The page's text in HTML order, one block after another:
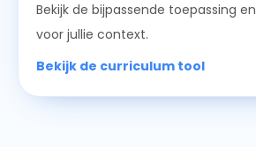
Bekijk de bijpassende toepassing en
voor jullie context.
Bekijk de curriculum tool